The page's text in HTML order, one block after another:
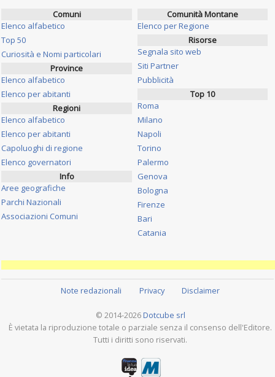
Comuni
Elenco alfabetico
Top 50
Curiosità e Nomi particolari
Province
Elenco alfabetico
Elenco per abitanti
Regioni
Elenco alfabetico
Elenco per abitanti
Capoluoghi di regione
Elenco governatori
Info
Aree geografiche
Parchi Nazionali
Associazioni Comuni
Comunità Montane
Elenco per Regione
Risorse
Segnala sito web
Siti Partner
Pubblicità
Top 10
Roma
Milano
Napoli
Torino
Palermo
Genova
Bologna
Firenze
Bari
Catania
Note redazionali Privacy Disclaimer
© 2014-2026 Dotcube srl
È vietata la riproduzione totale o parziale senza il consenso dell'Editore.
Tutti i diritti sono riservati.